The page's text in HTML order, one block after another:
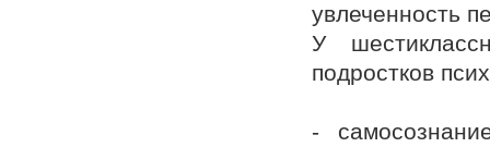
увлеченность
У
подростков
-